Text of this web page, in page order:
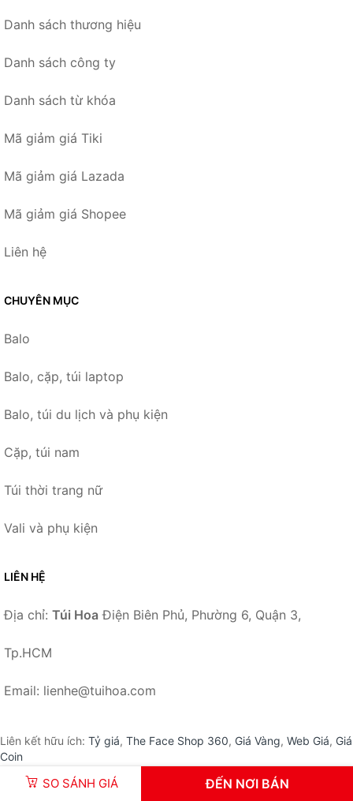
SO SÁNH GIÁ ĐẾN NƠI BÁN
Danh sách thương hiệu
Danh sách công ty
Danh sách từ khóa
Mã giảm giá Tiki
Mã giảm giá Lazada
Mã giảm giá Shopee
Liên hệ
CHUYÊN MỤC
Balo
Balo, cặp, túi laptop
Balo, túi du lịch và phụ kiện
Cặp, túi nam
Túi thời trang nữ
Vali và phụ kiện
LIÊN HỆ
Địa chỉ: Túi Hoa Điện Biên Phủ, Phường 6, Quận 3,
Tp.HCM
Email: lienhe@tuihoa.com
Liên kết hữu ích: Tỷ giá, The Face Shop 360, Giá Vàng, Web Giá, Giá
Coin
© 2026 – TuiHoa.com-Túi Hoa.